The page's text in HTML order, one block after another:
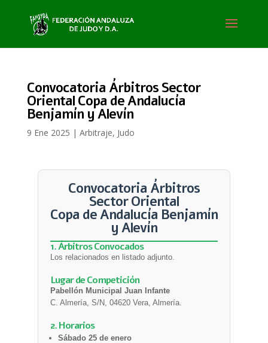
Convocatoria Árbitros Sector
Oriental Copa de Andalucía
Benjamín y Alevín
9 Ene 2025 | Arbitraje, Judo
Convocatoria Árbitros
Sector Oriental
Copa de Andalucía Benjamín
y Alevín
1. Árbitros Convocados
Los relacionados en listado adjunto.
Lugar de Competición
Pabellón Municipal Juan Infante
C. Almería, S/N, 04620 Vera, Almería.
2. Horarios
Sábado 25 de enero